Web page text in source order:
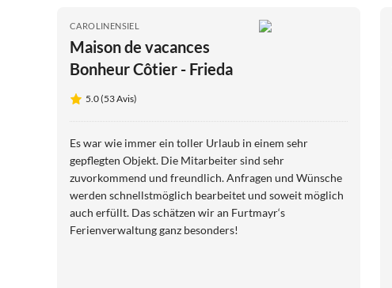
CAROLINENSIEL
Maison de vacances
Bonheur Côtier - Frieda
5.0 (53 Avis)
Es war wie immer ein toller Urlaub in einem sehr
gepflegten Objekt. Die Mitarbeiter sind sehr
zuvorkommend und freundlich. Anfragen und Wünsche
werden schnellstmöglich bearbeitet und soweit möglich
auch erfüllt. Das schätzen wir an Furtmayr‘s
Ferienverwaltung ganz besonders!